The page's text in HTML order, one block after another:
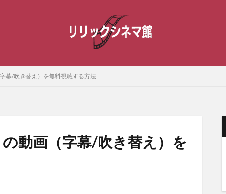
幕/吹き替え）を無料視聴する方法
動画（字幕/吹き替え）を